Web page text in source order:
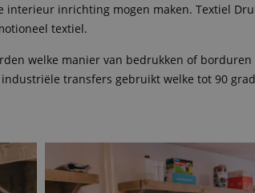
inrichting mogen maken. Textiel
textiel.
welke manier van bedrukken of
transfers gebruikt welke tot 90